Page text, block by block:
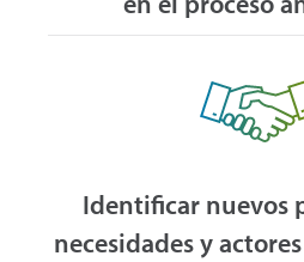
Identificar nuevos
necesidades y